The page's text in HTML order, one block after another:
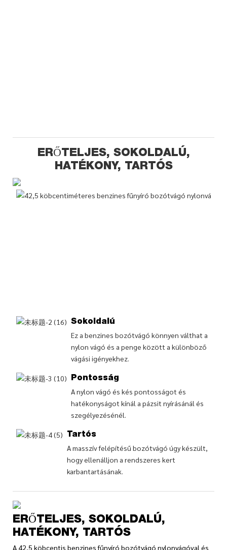
ERŐTELJES, SOKOLDALÚ,
HATÉKONY, TARTÓS
Sokoldalú
Ez a benzines bozótvágó könnyen válthat a
nylon vágó és a penge között a különböző
vágási igényekhez.
Pontosság
A nylon vágó és kés pontosságot és
hatékonyságot kínál a pázsit nyírásánál és
szegélyezésénél.
Tartós
A masszív felépítésű bozótvágó úgy készült,
hogy ellenálljon a rendszeres kert
karbantartásának.
ERŐTELJES, SOKOLDALÚ,
HATÉKONY, TARTÓS
A 42,5 köbcentis benzines fűnyíró bozótvágó nylonvágóval és